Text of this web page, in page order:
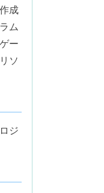
成
ム
ー
ソ
ジ